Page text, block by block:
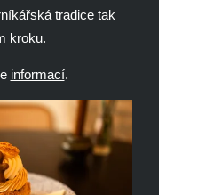
tradice tak
kroku.
informací.